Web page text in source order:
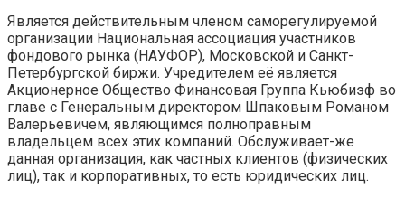
Является действительным членом саморегулируемой
организации Национальная ассоциация участников
фондового рынка (НАУФОР), Московской и Санкт-
Петербургской биржи. Учредителем её является
Акционерное Общество Финансовая Группа Кьюбиэф во
главе с Генеральным директором Шпаковым Романом
Валерьевичем, являющимся полноправным
владельцем всех этих компаний. Обслуживает-же
данная организация, как частных клиентов (физических
лиц), так и корпоративных, то есть юридических лиц.